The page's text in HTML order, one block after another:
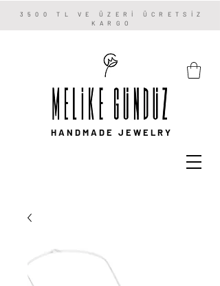
HANDMADE JEWELRY
3500 TL VE ÜZERİ ÜCRETSİZ
KARGO